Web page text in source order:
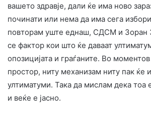
вашето здравје, дали ќе има ново
починати или нема да има сега
повторам уште еднаш, СДСМ и Зоран
се фактор кои што ќе даваат
опозицијата и граѓаните. Во
простор, ниту механизам ниту пак ќе
ултиматуми. Така да мислам дека тоа
и веќе е јасно.